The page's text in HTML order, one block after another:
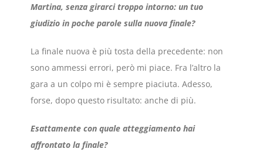
Martina, senza girarci troppo intorno: un tuo
giudizio in poche parole sulla nuova finale?
La finale nuova è più tosta della precedente: non
sono ammessi errori, però mi piace. Fra l’altro la
gara a un colpo mi è sempre piaciuta. Adesso,
forse, dopo questo risultato: anche di più.
Esattamente con quale atteggiamento hai
affrontato la finale?